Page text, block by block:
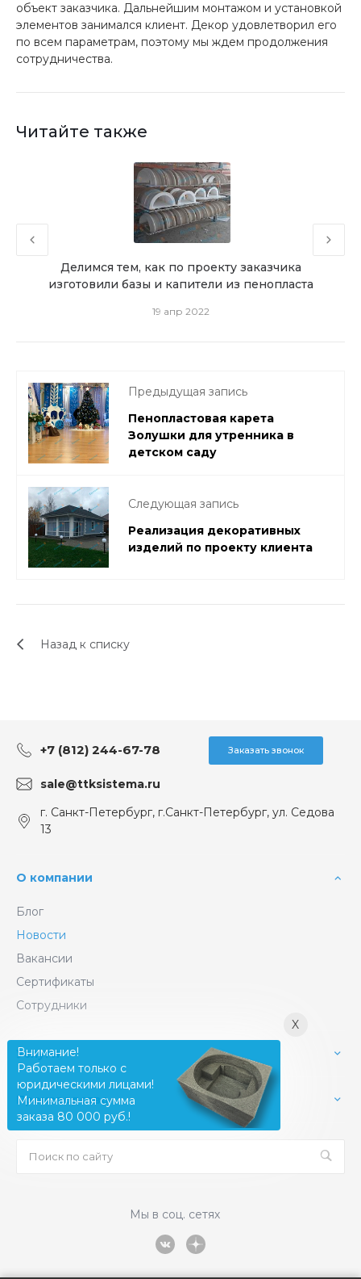
объект заказчика. Дальнейшим монтажом и установкой
элементов занимался клиент. Декор удовлетворил его
по всем параметрам, поэтому мы ждем продолжения
сотрудничества.
Читайте также
Делимся тем, как по проекту заказчика
изготовили базы и капители из пенопласта
19 апр 2022
Предыдущая запись
Пенопластовая карета
Золушки для утренника в
детском саду
Следующая запись
Реализация декоративных
изделий по проекту клиента
Назад к списку
+7 (812) 244-67-78 Заказать звонок
sale@ttksistema.ru
г. Санкт-Петербург, г.Санкт-Петербург, ул. Седова
13
О компании
Блог
Новости
Вакансии
Сертификаты
Сотрудники
Услуги
Производство
Мы в соц. сетях
X
Внимание!
Работаем только с
юридическими лицами!
Минимальная сумма
заказа 80 000 руб.!